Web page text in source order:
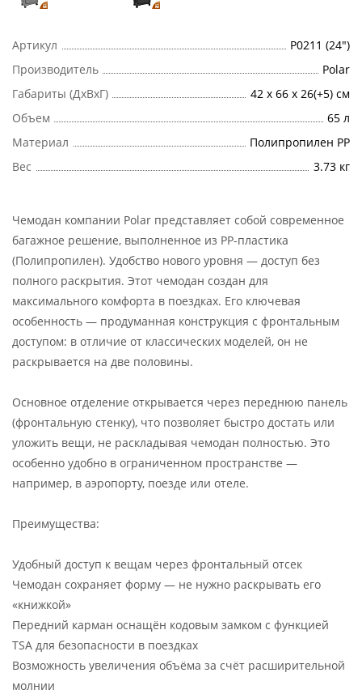
Артикул
Р0211 (24")
Производитель
Polar
Габариты (ДхВхГ)
42 x 66 x 26(+5) см
Объем
65 л
Материал
Полипропилен PP
Вес
3.73 кг
Чемодан компании Polar представляет собой современное
багажное решение, выполненное из PP-пластика
(Полипропилен). Удобство нового уровня — доступ без
полного раскрытия. Этот чемодан создан для
максимального комфорта в поездках. Его ключевая
особенность — продуманная конструкция с фронтальным
доступом: в отличие от классических моделей, он не
раскрывается на две половины.
Основное отделение открывается через переднюю панель
(фронтальную стенку), что позволяет быстро достать или
уложить вещи, не раскладывая чемодан полностью. Это
особенно удобно в ограниченном пространстве —
например, в аэропорту, поезде или отеле.
Преимущества:
Удобный доступ к вещам через фронтальный отсек
Чемодан сохраняет форму — не нужно раскрывать его
«книжкой»
Передний карман оснащён кодовым замком с функцией
TSA для безопасности в поездках
Возможность увеличения объёма за счёт расширительной
молнии